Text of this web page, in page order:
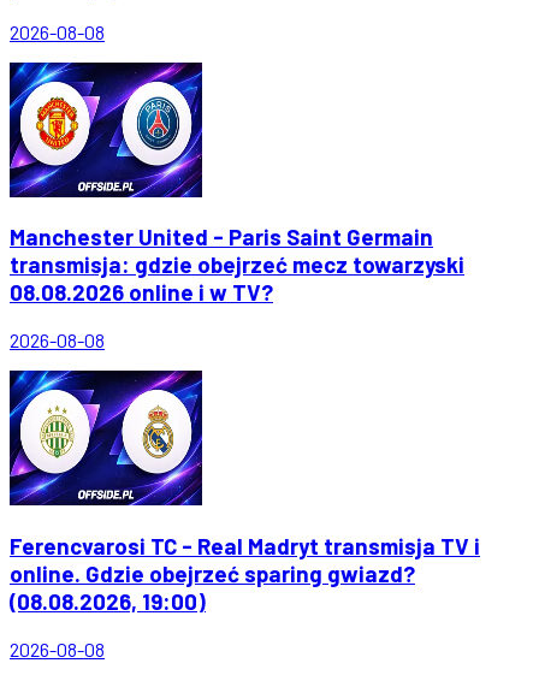
2026-08-08
Manchester United - Paris Saint Germain
transmisja: gdzie obejrzeć mecz towarzyski
08.08.2026 online i w TV?
2026-08-08
Ferencvarosi TC - Real Madryt transmisja TV i
online. Gdzie obejrzeć sparing gwiazd?
(08.08.2026, 19:00)
2026-08-08